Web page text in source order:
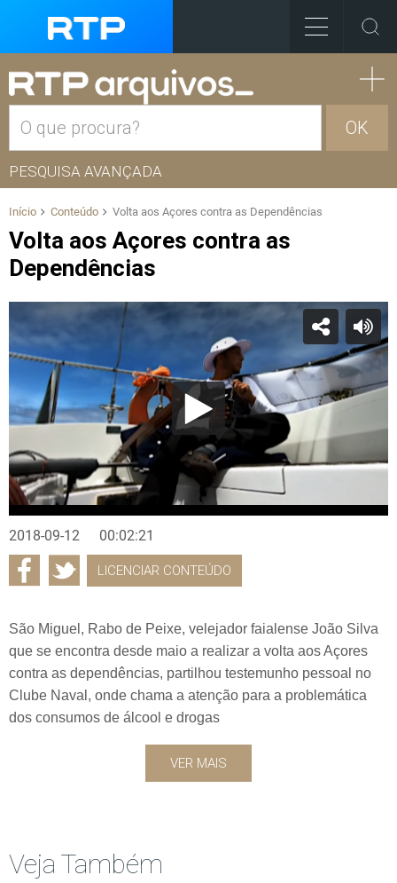
OK
PESQUISA AVANÇADA
Início Conteúdo Volta aos Açores contra as Dependências
Volta aos Açores contra as
Dependências
2018-09-12 00:02:21
LICENCIAR CONTEÚDO
São Miguel, Rabo de Peixe, velejador faialense João Silva
que se encontra desde maio a realizar a volta aos Açores
contra as dependências, partilhou testemunho pessoal no
Clube Naval, onde chama a atenção para a problemática
dos consumos de álcool e drogas
VER MAIS
Veja Também